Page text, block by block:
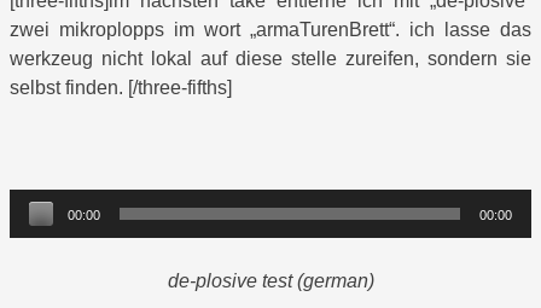
zwei mikroplopps im wort „armaTurenBrett“. ich lasse das
werkzeug nicht lokal auf diese stelle zureifen, sondern sie
selbst finden. [/three-fifths]
Audio-
Player
00:00 00:00
de-plosive test (german)